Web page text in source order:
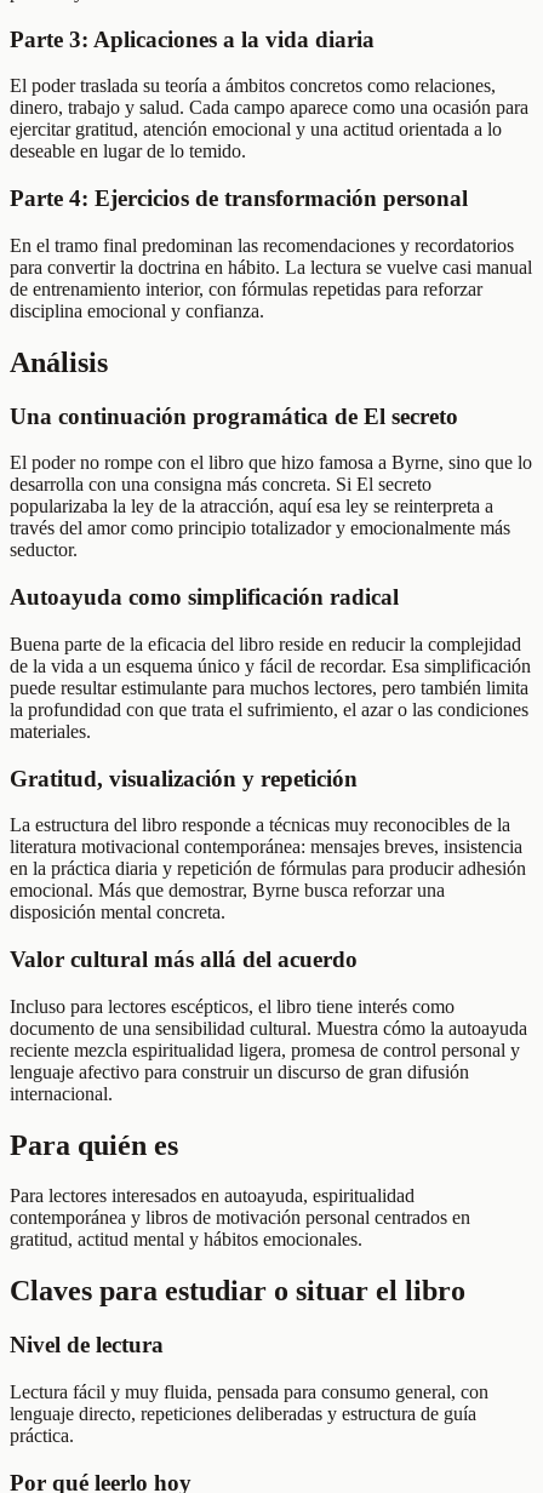
Parte 3: Aplicaciones a la vida diaria
El poder traslada su teoría a ámbitos concretos como relaciones,
dinero, trabajo y salud. Cada campo aparece como una ocasión para
ejercitar gratitud, atención emocional y una actitud orientada a lo
deseable en lugar de lo temido.
Parte 4: Ejercicios de transformación personal
En el tramo final predominan las recomendaciones y recordatorios
para convertir la doctrina en hábito. La lectura se vuelve casi manual
de entrenamiento interior, con fórmulas repetidas para reforzar
disciplina emocional y confianza.
Análisis
Una continuación programática de El secreto
El poder no rompe con el libro que hizo famosa a Byrne, sino que lo
desarrolla con una consigna más concreta. Si El secreto
popularizaba la ley de la atracción, aquí esa ley se reinterpreta a
través del amor como principio totalizador y emocionalmente más
seductor.
Autoayuda como simplificación radical
Buena parte de la eficacia del libro reside en reducir la complejidad
de la vida a un esquema único y fácil de recordar. Esa simplificación
puede resultar estimulante para muchos lectores, pero también limita
la profundidad con que trata el sufrimiento, el azar o las condiciones
materiales.
Gratitud, visualización y repetición
La estructura del libro responde a técnicas muy reconocibles de la
literatura motivacional contemporánea: mensajes breves, insistencia
en la práctica diaria y repetición de fórmulas para producir adhesión
emocional. Más que demostrar, Byrne busca reforzar una
disposición mental concreta.
Valor cultural más allá del acuerdo
Incluso para lectores escépticos, el libro tiene interés como
documento de una sensibilidad cultural. Muestra cómo la autoayuda
reciente mezcla espiritualidad ligera, promesa de control personal y
lenguaje afectivo para construir un discurso de gran difusión
internacional.
Para quién es
Para lectores interesados en autoayuda, espiritualidad
contemporánea y libros de motivación personal centrados en
gratitud, actitud mental y hábitos emocionales.
Claves para estudiar o situar el libro
Nivel de lectura
Lectura fácil y muy fluida, pensada para consumo general, con
lenguaje directo, repeticiones deliberadas y estructura de guía
práctica.
Por qué leerlo hoy